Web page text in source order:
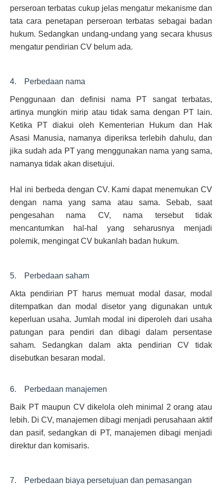
perseroan terbatas cukup jelas mengatur mekanisme dan
tata cara penetapan perseroan terbatas sebagai badan
hukum. Sedangkan undang-undang yang secara khusus
mengatur pendirian CV belum ada.
4. Perbedaan nama
Penggunaan dan definisi nama PT sangat terbatas,
artinya mungkin mirip atau tidak sama dengan PT lain.
Ketika PT diakui oleh Kementerian Hukum dan Hak
Asasi Manusia, namanya diperiksa terlebih dahulu, dan
jika sudah ada PT yang menggunakan nama yang sama,
namanya tidak akan disetujui.
Hal ini berbeda dengan CV. Kami dapat menemukan CV
dengan nama yang sama atau sama. Sebab, saat
pengesahan nama CV, nama tersebut tidak
mencantumkan hal-hal yang seharusnya menjadi
polemik, mengingat CV bukanlah badan hukum.
5. Perbedaan saham
Akta pendirian PT harus memuat modal dasar, modal
ditempatkan dan modal disetor yang digunakan untuk
keperluan usaha. Jumlah modal ini diperoleh dari usaha
patungan para pendiri dan dibagi dalam persentase
saham. Sedangkan dalam akta pendirian CV tidak
disebutkan besaran modal.
6. Perbedaan manajemen
Baik PT maupun CV dikelola oleh minimal 2 orang atau
lebih. Di CV, manajemen dibagi menjadi perusahaan aktif
dan pasif, sedangkan di PT, manajemen dibagi menjadi
direktur dan komisaris.
7. Perbedaan biaya persetujuan dan pemasangan